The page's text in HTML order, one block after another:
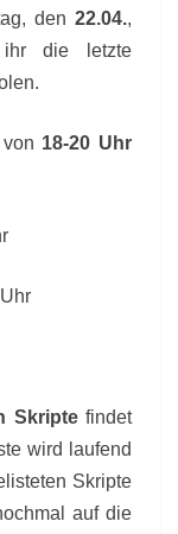
den22.04.,
die letzte
18-20 Uhr
Skriptefindet
wird laufend
Skripte
auf die